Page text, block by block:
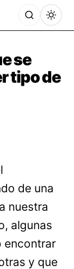
se
tipo de
de una
nuestra
algunas
encontrar
y que